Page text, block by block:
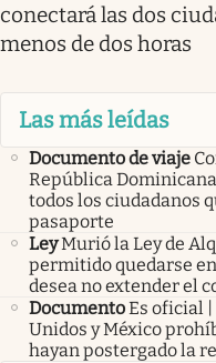
conectará las dos
menos de dos horas
Las más leídas
Documento de viaje
República
todos los ciudadanos
pasaporte
LeyMurió la Ley de
permitido quedarse
desea no extender el
DocumentoEs oficial
Unidos y México
hayan postergado la